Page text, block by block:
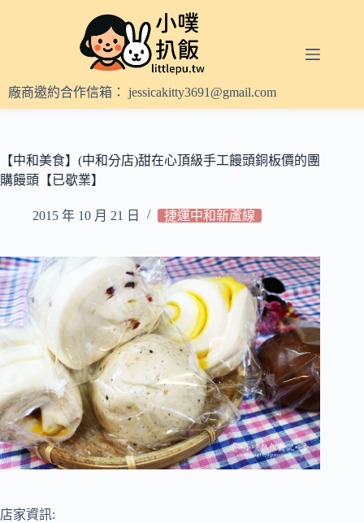
內
容
廠商邀約合作信箱： jessicakitty3691@gmail.com
【中和美食】(中和分店)甜在心頂級手工饅頭銅板價的團
購饅頭【已歇業】
2015 年 10 月 21 日 捷運中和新蘆線
店家資訊: